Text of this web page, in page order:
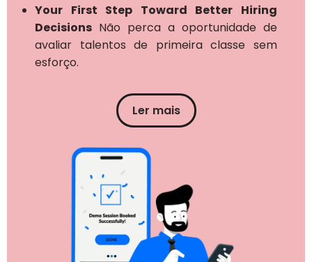
Your First Step Toward Better Hiring
Decisions Não perca a oportunidade de
avaliar talentos de primeira classe sem
esforço.
Ler mais